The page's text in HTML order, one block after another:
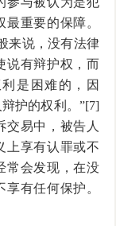
重要的保障。
来说，没有法律
说有辩护权，而
是困难的，因
护的权利。”[7]
交易中，被告人
上享有认罪或不
常会发现，在没
有任何保护。